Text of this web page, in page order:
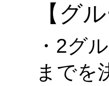
【グ
・2グ
までを